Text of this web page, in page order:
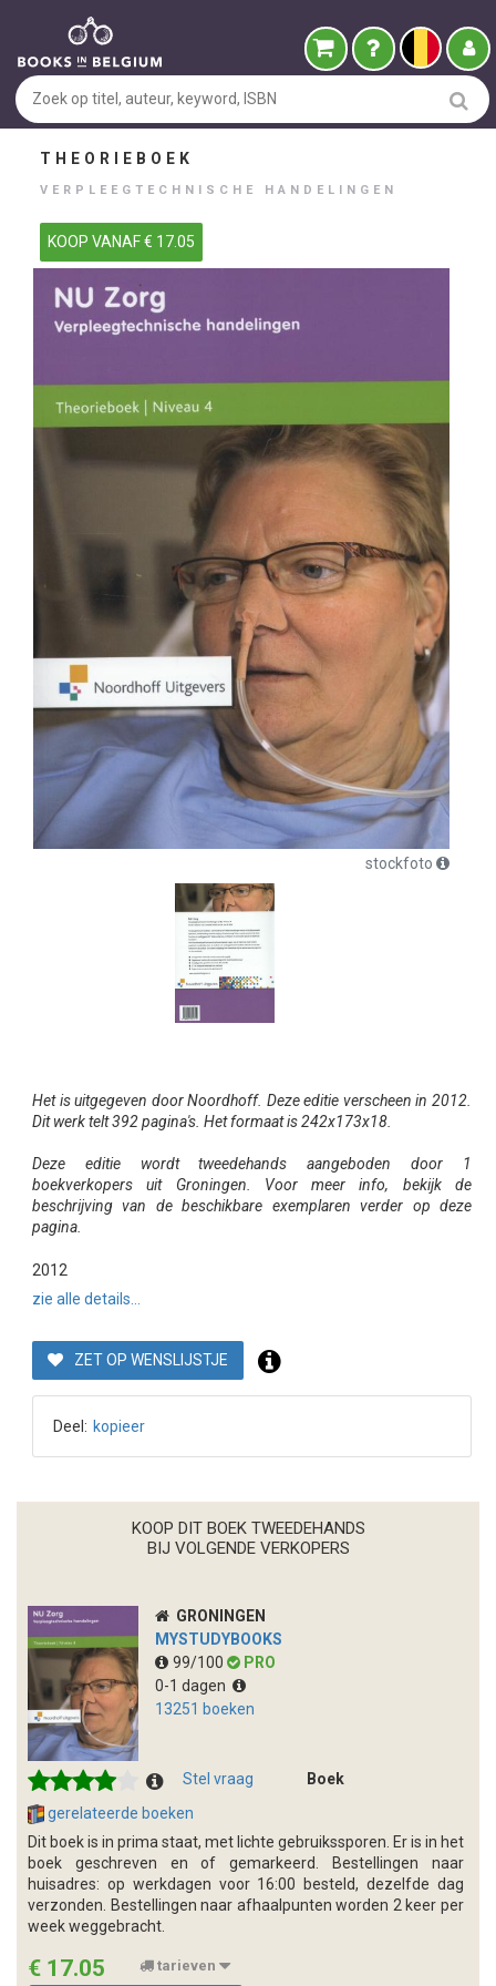
THEORIEBOEK
VERPLEEGTECHNISCHE HANDELINGEN
KOOP VANAF € 17.05
stockfoto
Het is uitgegeven door Noordhoff. Deze editie verscheen in 2012.
Dit werk telt 392 pagina's. Het formaat is 242x173x18.
Deze editie wordt tweedehands aangeboden door 1
boekverkopers uit Groningen. Voor meer info, bekijk de
beschrijving van de beschikbare exemplaren verder op deze
pagina.
2012
zie alle details...
ZET OP WENSLIJSTJE
Deel: kopieer
KOOP DIT BOEK TWEEDEHANDS
BIJ VOLGENDE VERKOPERS
GRONINGEN
MYSTUDYBOOKS
99/100
PRO
0-1 dagen
13251 boeken
Stel vraag
Boek
gerelateerde boeken
Dit boek is in prima staat, met lichte gebruikssporen. Er is in het
boek geschreven en of gemarkeerd. Bestellingen naar
huisadres: op werkdagen voor 16:00 besteld, dezelfde dag
verzonden. Bestellingen naar afhaalpunten worden 2 keer per
week weggebracht.
€ 17.05 tarieven